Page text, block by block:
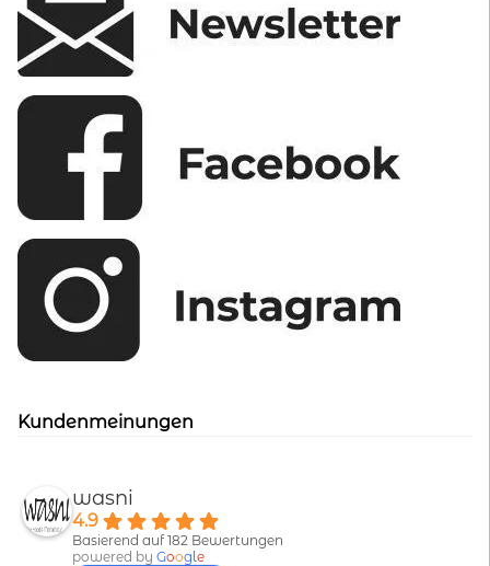
werden
Kundenmeinungen
wasni
4.9
Basierend auf 182 Bewertungen
powered by Goog le